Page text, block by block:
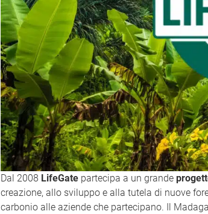
Dal 2008 LifeGate partecipa a un grande
creazione, allo sviluppo e alla tutela di nuove
carbonio alle aziende che partecipano. Il